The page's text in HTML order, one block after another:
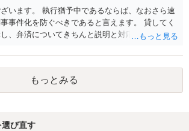
います。 執行猶予中であるならば、なおさら速
事件化を防ぐべきであると言えます。 貸してく
、弁済についてきちんと説明と対応を行ってい
もっとみる
び直す